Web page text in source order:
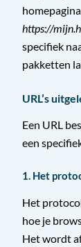
https://
specifiek
pakketten
URL’s
Een URL
een
1. Het
Het
hoe je
Het wordt